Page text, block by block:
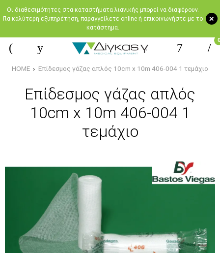
+
Oι διαθεσιμότητες στα καταστήματα λιανικής μπορεί να διαφέρουν.
Για καλύτερη εξυπηρέτηση, παραγγείλετε online ή επικοινωνήστε με το
κατάστημα.
0
HOME Επίδεσμος γάζας απλός 10cm x 10m 406-004 1 τεμάχιο
Επίδεσμος γάζας απλός
10cm x 10m 406-004 1
τεμάχιο